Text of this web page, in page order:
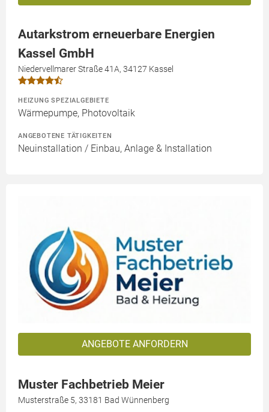
Autarkstrom erneuerbare Energien
Kassel GmbH
Niedervellmarer Straße 41A, 34127 Kassel
HEIZUNG SPEZIALGEBIETE
Wärmepumpe, Photovoltaik
ANGEBOTENE TÄTIGKEITEN
Neuinstallation / Einbau, Anlage & Installation
ANGEBOTE ANFORDERN
Muster Fachbetrieb Meier
Musterstraße 5, 33181 Bad Wünnenberg